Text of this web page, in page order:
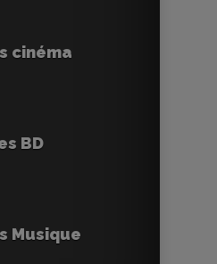
cinéma
BD
Musique